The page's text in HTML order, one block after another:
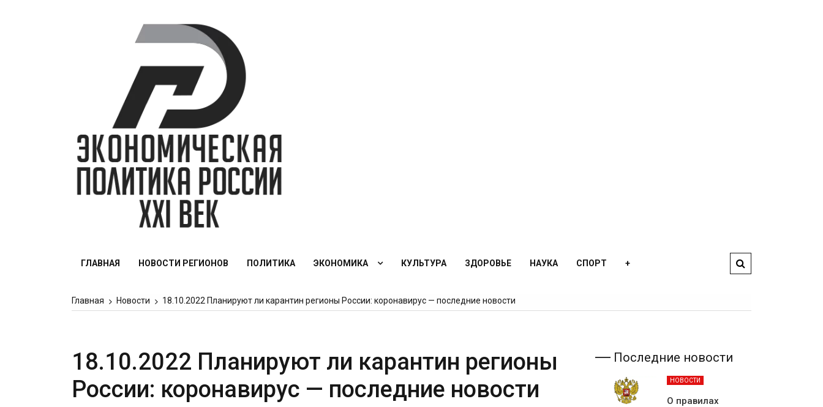
ГЛАВНАЯ НОВОСТИ РЕГИОНОВ ПОЛИТИКА ЭКОНОМИКА КУЛЬТУРА ЗДОРОВЬЕ НАУКА СПОРТ +
Главная Новости 18.10.2022 Планируют ли карантин регионы России: коронавирус — последние новости
18.10.2022 Планируют ли карантин регионы
России: коронавирус — последние новости
Последние новости
НОВОСТИ
О правилах